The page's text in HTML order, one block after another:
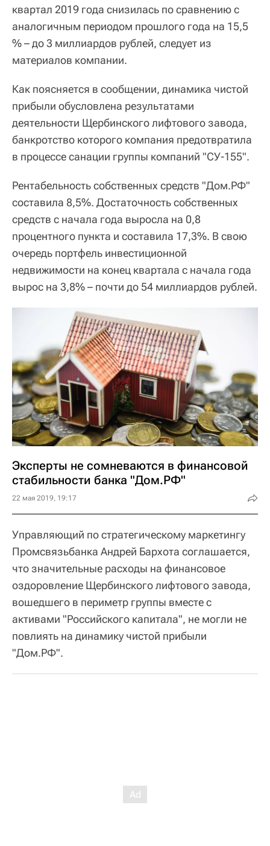
квартал 2019 года снизилась по сравнению с
аналогичным периодом прошлого года на 15,5
% – до 3 миллиардов рублей, следует из
материалов компании.
Как поясняется в сообщении, динамика чистой
прибыли обусловлена результатами
деятельности Щербинского лифтового завода,
банкротство которого компания предотвратила
в процессе санации группы компаний "СУ-155".
Рентабельность собственных средств "Дом.РФ"
составила 8,5%. Достаточность собственных
средств с начала года выросла на 0,8
процентного пункта и составила 17,3%. В свою
очередь портфель инвестиционной
недвижимости на конец квартала с начала года
вырос на 3,8% – почти до 54 миллиардов рублей.
Эксперты не сомневаются в финансовой
стабильности банка "Дом.РФ"
22 мая 2019, 19:17
Управляющий по стратегическому маркетингу
Промсвязьбанка Андрей Бархота соглашается,
что значительные расходы на финансовое
оздоровление Щербинского лифтового завода,
вошедшего в периметр группы вместе с
активами "Российского капитала", не могли не
повлиять на динамику чистой прибыли
"Дом.РФ".